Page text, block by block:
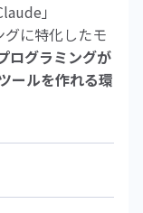
」
グに特化したモ
ログラミングが
ールを作れる環